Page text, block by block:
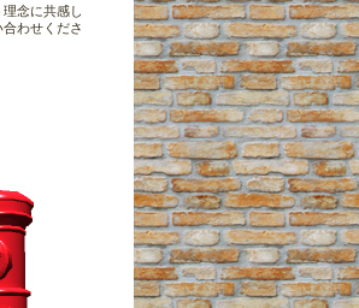
念に共感し
わせくださ